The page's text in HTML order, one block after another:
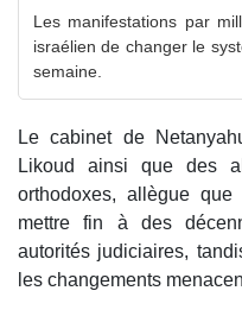
Les manifestations par
israélien de changer le
semaine.
Le cabinet de
Likoud ainsi que des
orthodoxes, allègue
mettre fin à des
autorités judiciaires,
les changements